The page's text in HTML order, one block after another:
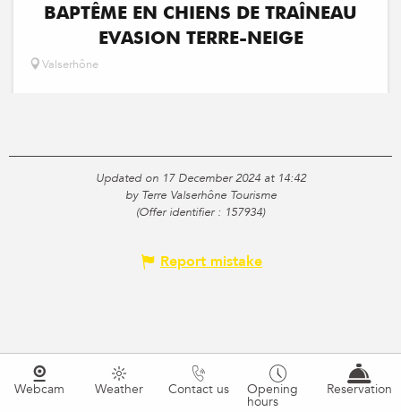
BAPTÊME EN CHIENS DE TRAÎNEAU
EVASION TERRE-NEIGE
Valserhône
Updated on 17 December 2024 at 14:42
by Terre Valserhône Tourisme
(Offer identifier : 157934)
Report mistake
Webcam Weather Contact us Opening
hours
Reservation